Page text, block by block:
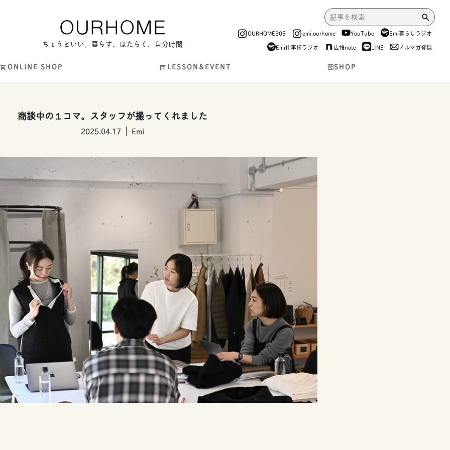
ちょうどいい。暮らす、はたらく、自分時間
OURHOME305 emi.ourhome YouTube
Emi暮らしラジオ
Emi仕事術ラジオ
広報note LINE メルマガ登録
ONLINE SHOP LESSON&EVENT SHOP
商談中の１コマ。スタッフが撮ってくれました
2025.04.17 Emi